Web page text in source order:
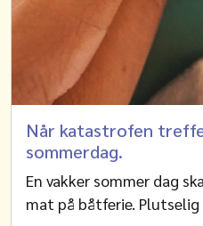
Når katastrofen
sommerdag.
En vakker sommer dag
mat på båtferie. Plutselig